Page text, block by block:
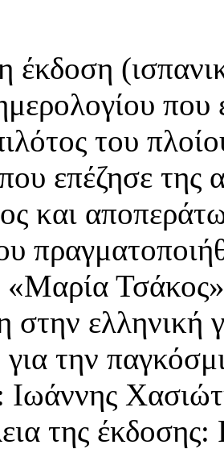
έκδοση
του
επέζησε της
και
«Μαρία
στην ελληνική
την
Ιωάννης
της